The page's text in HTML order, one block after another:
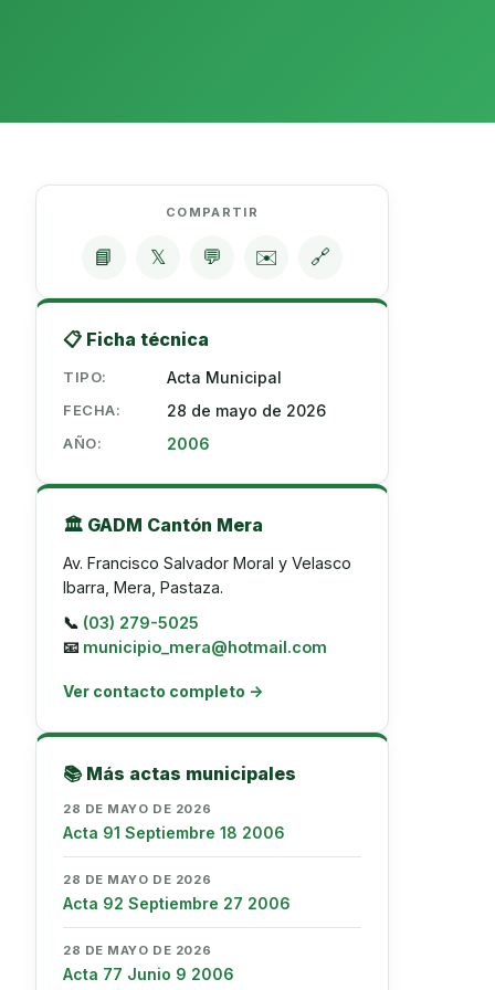
COMPARTIR
📘 𝕏 💬 ✉️ 🔗
📋 Ficha técnica
TIPO: Acta Municipal
FECHA: 28 de mayo de 2026
AÑO: 2006
🏛️ GADM Cantón Mera
Av. Francisco Salvador Moral y Velasco
Ibarra, Mera, Pastaza.
📞 (03) 279-5025
📧 municipio_mera@hotmail.com
Ver contacto completo →
📚 Más actas municipales
28 DE MAYO DE 2026
Acta 91 Septiembre 18 2006
28 DE MAYO DE 2026
Acta 92 Septiembre 27 2006
28 DE MAYO DE 2026
Acta 77 Junio 9 2006